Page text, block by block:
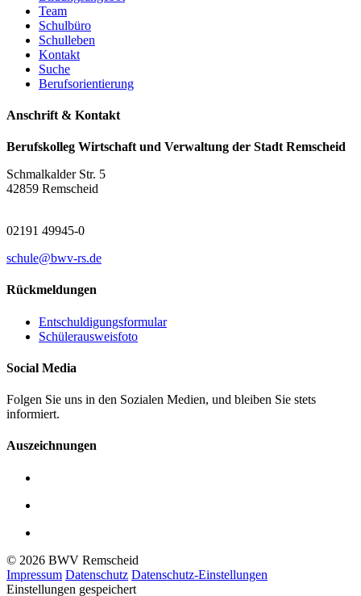
Team
Schulbüro
Schulleben
Kontakt
Suche
Berufsorientierung
Anschrift & Kontakt
Berufskolleg Wirtschaft und Verwaltung der Stadt Remscheid
Schmalkalder Str. 5
42859 Remscheid
02191 49945-0
schule@bwv-rs.de
Rückmeldungen
Entschuldigungsformular
Schülerausweisfoto
Social Media
Folgen Sie uns in den Sozialen Medien, und bleiben Sie stets
informiert.
Auszeichnungen
© 2026 BWV Remscheid
Impressum Datenschutz Datenschutz-Einstellungen
Einstellungen gespeichert